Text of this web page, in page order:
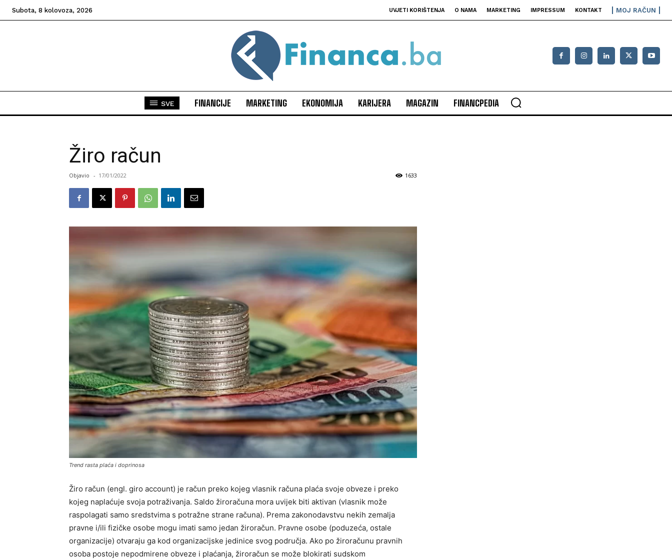
Subota, 8 kolovoza, 2026 UVJETI KORIŠTENJA O NAMA MARKETING IMPRESSUM KONTAKT MOJ RAČUN
SVE FINANCIJE MARKETING EKONOMIJA KARIJERA MAGAZIN FINANCPEDIA
Žiro račun
Objavio - 17/01/2022 1633
Trend rasta plaća i doprinosa
Žiro račun (engl. giro account) je račun preko kojeg vlasnik računa plaća svoje obveze i preko
kojeg naplaćuje svoja potraživanja. Saldo žiroračuna mora uvijek biti aktivan (vlasnik može
raspolagati samo sredstvima s potražne strane računa). Prema zakonodavstvu nekih zemalja
pravne i/ili fizičke osobe mogu imati samo jedan žiroračun. Pravne osobe (poduzeća, ostale
organizacije) otvaraju ga kod organizacijske jedinice svog područja. Ako po žiroračunu pravnih
osoba postoje nepodmirene obveze i plaćanja, žiroračun se može blokirati sudskom